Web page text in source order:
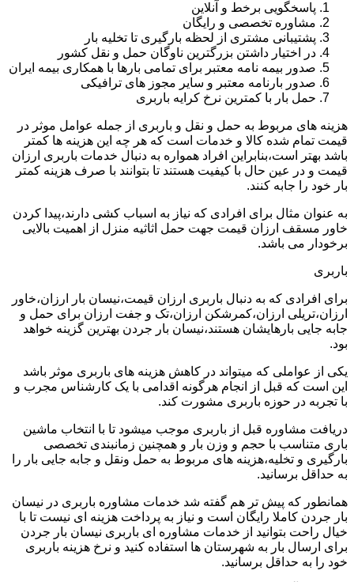
پاسخگویی برخط و آنلاین
مشاوره تخصصی و رایگان
پشتیبانی مشتری از لحظه بارگیری تا تخلیه بار
در اختیار داشتن بزرگترین ناوگان حمل و نقل کشور
صدور بیمه نامه معتبر برای تمامی بارها با همکاری بیمه ایران
صدور بارنامه معتبر و سایر مجوز های ترافیکی
حمل بار با کمترین نرخ کرایه باربری
هزینه های مربوط به حمل و نقل و باربری از جمله عوامل موثر در
قیمت تمام شده کالا و خدمات است که هر چه این هزینه ها کمتر
باشد بهتر است،بنابراین افراد همواره به دنبال خدمات باربری ارزان
قیمت و در عین حال با کیفیت هستند تا بتوانند با صرف هزینه کمتر
بار خود را جابه کنند.
به عنوان مثال برای افرادی که نیاز به اسباب کشی دارند،پیدا کردن
خاور مسقف ارزان قیمت جهت حمل اثاثیه منزل از اهمیت بالایی
برخودار می باشد.
باربری
برای افرادی که به دنبال باربری ارزان قیمت،نیسان بار ارزان،خاور
ارزان،تریلی ارزان،کمرشکن ارزان،تک و جفت ارزان برای حمل و
جابه جایی بارهایشان هستند،نیسان بار جردن بهترین گزینه خواهد
بود.
یکی از عواملی که میتواند در کاهش هزینه های باربری موثر باشد
این است که قبل از انجام هرگونه اقدامی با یک کارشناس مجرب و
با تجربه در حوزه باربری مشورت کند.
دریافت مشاوره قبل از باربری موجب میشود تا با انتخاب ماشین
باری متناسب با حجم و وزن بار و همچنین زمانبندی تخصصی
بارگیری و تخلیه،هزینه های مربوط به حمل ونقل و جابه جایی بار را
به حداقل برسانید.
همانطور که پیش تر هم گفته شد خدمات مشاوره باربری در نیسان
بار جردن کاملا رایگان است و نیاز به پرداخت هزینه ای نیست تا با
خیال راحت بتوانید از خدمات مشاوره ای باربری نیسان بار جردن
برای ارسال بار به شهرستان ها استفاده کنید و نرخ هزینه باربری
خود را به حداقل برسانید.